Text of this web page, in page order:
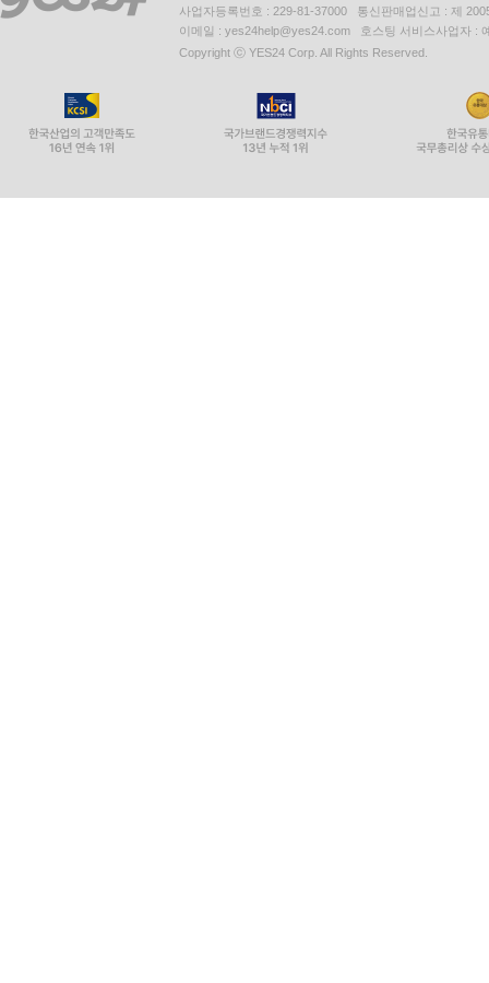
사업자등록번호 : 229-81-37000 통신판매업신고 : 제
이메일 : yes24help@yes24.com 호스팅 서비스사업자 :
Copyright ⓒ YES24 Corp. All Rights Reserved.